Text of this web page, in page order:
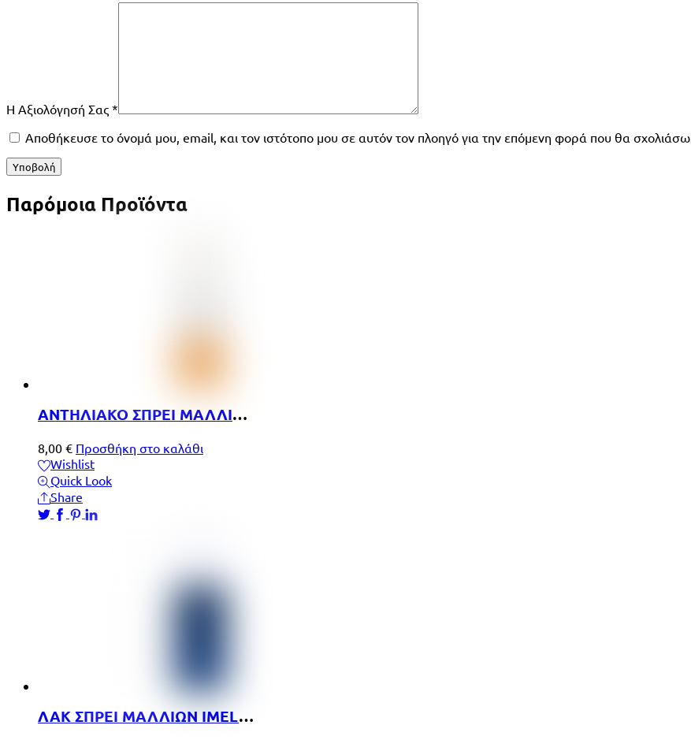
Η Αξιολόγησή Σας *
Αποθήκευσε το όνομά μου, email, και τον ιστότοπο μου σε αυτόν τον πλοηγό για την επόμενη φορά που θα σχολιάσω.
Παρόμοια Προϊόντα
ΑΝΤΗΛΙΑΚΟ ΣΠΡΕΙ ΜΑΛΛΙΩΝ 300ML
8,00 € Προσθήκη στο καλάθι
Wishlist
Quick Look
Share
ΛΑΚ ΣΠΡΕΙ ΜΑΛΛΙΩΝ IMEL, ΔΥΝΑΤΟ ΚΡΑΤΗΜΑ 400ML